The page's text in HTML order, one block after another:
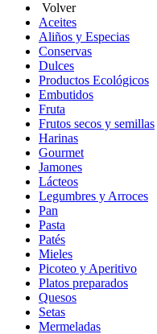
Volver
Aceites
Aliños y Especias
Conservas
Dulces
Productos Ecológicos
Embutidos
Fruta
Frutos secos y semillas
Harinas
Gourmet
Jamones
Lácteos
Legumbres y Arroces
Pan
Pasta
Patés
Mieles
Picoteo y Aperitivo
Platos preparados
Quesos
Setas
Mermeladas